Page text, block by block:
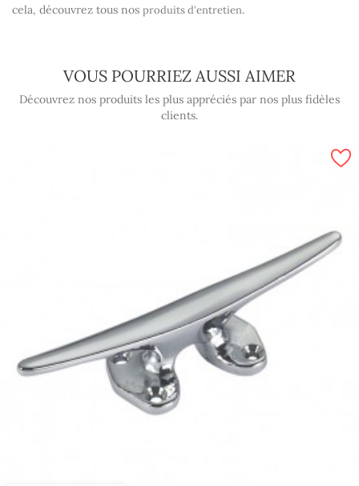
cela, découvrez tous nos produits d'entretien.
VOUS POURRIEZ AUSSI AIMER
Découvrez nos produits les plus appréciés par nos plus fidèles
clients.